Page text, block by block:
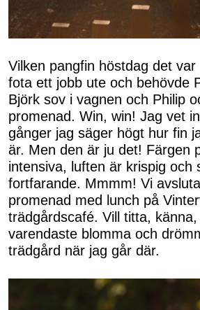
Vilken pangfin höstdag det
fota ett jobb ute och behövde
Björk sov i vagnen och Philip
promenad. Win, win! Jag vet
gånger jag säger högt hur fin
är. Men den är ju det! Färgen
intensiva, luften är krispig och
fortfarande. Mmmm! Vi
promenad med lunch på
trädgårdscafé. Vill titta,
varendaste blomma och
trädgård när jag går där.